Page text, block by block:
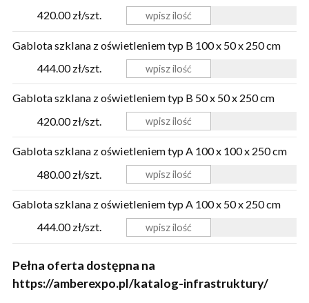
420.00 zł/szt.
Gablota szklana z oświetleniem typ B 100 x 50 x 250 cm
444.00 zł/szt.
Gablota szklana z oświetleniem typ B 50 x 50 x 250 cm
420.00 zł/szt.
Gablota szklana z oświetleniem typ A 100 x 100 x 250 cm
480.00 zł/szt.
Gablota szklana z oświetleniem typ A 100 x 50 x 250 cm
444.00 zł/szt.
Pełna oferta dostępna na
https://amberexpo.pl/katalog-infrastruktury/